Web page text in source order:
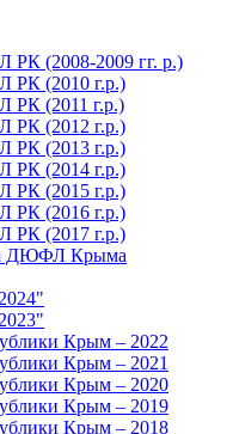
(2008-2009 гг. р.)
РК (2010 г.р.)
РК (2011 г.р.)
РК (2012 г.р.)
РК (2013 г.р.)
РК (2014 г.р.)
РК (2015 г.р.)
РК (2016 г.р.)
РК (2017 г.р.)
ДЮФЛ Крыма
Крым – 2022
Крым – 2021
Крым – 2020
Крым – 2019
Крым – 2018